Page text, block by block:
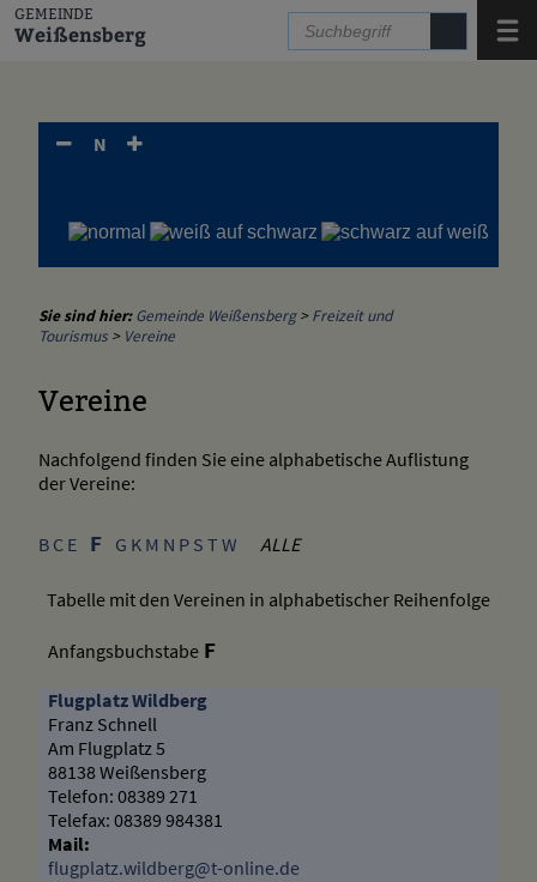
Zum Inhalt, zur Startseitespringen.
GEMEINDE
Weißensberg
N
Sie sind hier: Gemeinde Weißensberg>Freizeit und
Tourismus > Vereine
Vereine
Nachfolgend finden Sie eine alphabetische Auflistung
der Vereine:
B C E F G K M N P S T W ALLE
Tabelle mit den Vereinen in alphabetischer Reihenfolge
Anfangsbuchstabe F
Flugplatz Wildberg
Franz Schnell
Am Flugplatz 5
88138 Weißensberg
Telefon: 08389 271
Telefax: 08389 984381
Mail:
flugplatz.wildberg@t-online.de